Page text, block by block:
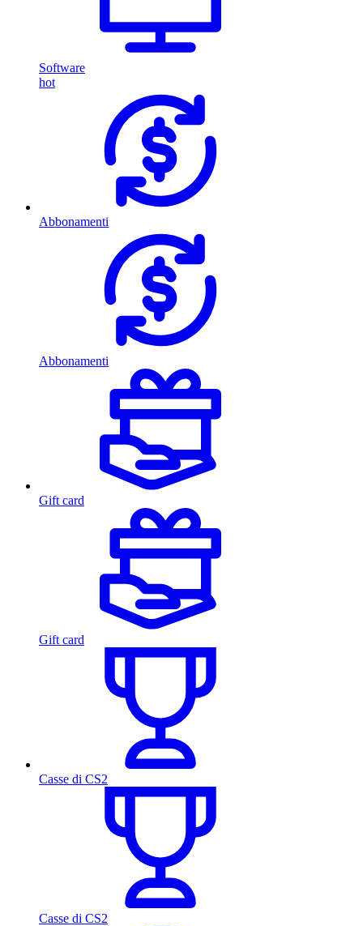
Software
hot
Abbonamenti
Abbonamenti
Gift card
Gift card
Casse di CS2
Casse di CS2